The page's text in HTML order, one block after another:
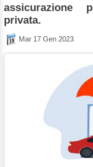
assicurazione
privata.
Mar 17 Gen 2023